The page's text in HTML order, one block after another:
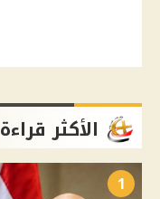
الأكثر قراءة
1